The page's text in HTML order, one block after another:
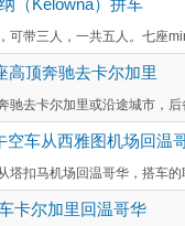
可带三人，一共五人。七座
高顶奔驰去卡尔加里
驰去卡尔加里或沿途城市，
空车从西雅图机场回温
塔扣马机场回温哥华，搭车
卡尔加里回温哥华